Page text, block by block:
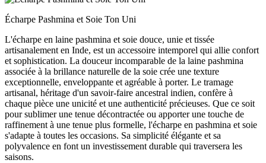
Écharpe Pashmina et Soie Ton Uni
L'écharpe en laine pashmina et soie douce, unie et tissée
artisanalement en Inde, est un accessoire intemporel qui allie confort
et sophistication. La douceur incomparable de la laine pashmina
associée à la brillance naturelle de la soie crée une texture
exceptionnelle, enveloppante et agréable à porter. Le tramage
artisanal, héritage d'un savoir-faire ancestral indien, confère à
chaque pièce une unicité et une authenticité précieuses. Que ce soit
pour sublimer une tenue décontractée ou apporter une touche de
raffinement à une tenue plus formelle, l'écharpe en pashmina et soie
s'adapte à toutes les occasions. Sa simplicité élégante et sa
polyvalence en font un investissement durable qui traversera les
saisons.